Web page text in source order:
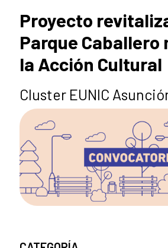
Proyecto
Parque Caballero
la Acción Cultural
Cluster EUNIC